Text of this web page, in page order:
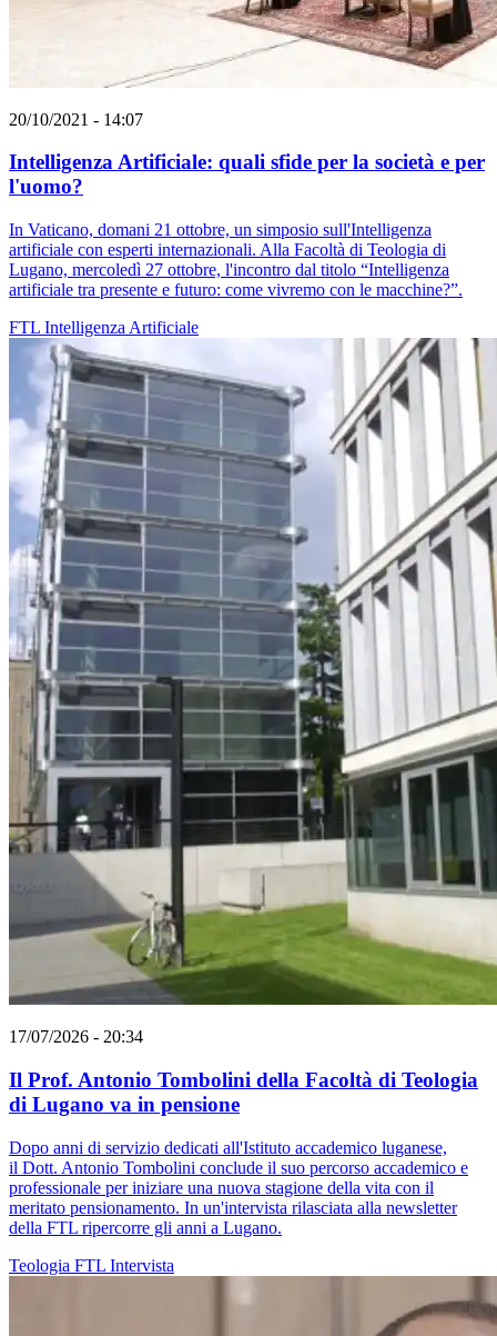
20/10/2021 - 14:07
Intelligenza Artificiale: quali sfide per la società e per
l'uomo?
In Vaticano, domani 21 ottobre, un simposio sull'Intelligenza
artificiale con esperti internazionali. Alla Facoltà di Teologia di
Lugano, mercoledì 27 ottobre, l'incontro dal titolo “Intelligenza
artificiale tra presente e futuro: come vivremo con le macchine?”.
FTL Intelligenza Artificiale
17/07/2026 - 20:34
Il Prof. Antonio Tombolini della Facoltà di Teologia
di Lugano va in pensione
Dopo anni di servizio dedicati all'Istituto accademico luganese,
il Dott. Antonio Tombolini conclude il suo percorso accademico e
professionale per iniziare una nuova stagione della vita con il
meritato pensionamento. In un'intervista rilasciata alla newsletter
della FTL ripercorre gli anni a Lugano.
Teologia FTL Intervista